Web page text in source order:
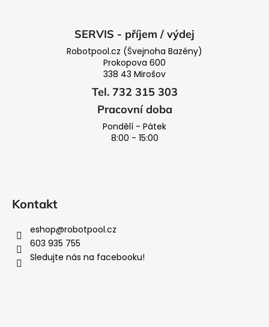
SERVIS - příjem / výdej
Robotpool.cz (Švejnoha Bazény)
Prokopova 600
338 43 Mirošov
Tel. 732 315 303
Pracovní doba
Pondělí - Pátek
8:00 - 15:00
Kontakt
eshop@robotpool.cz
603 935 755
Sledujte nás na facebooku!